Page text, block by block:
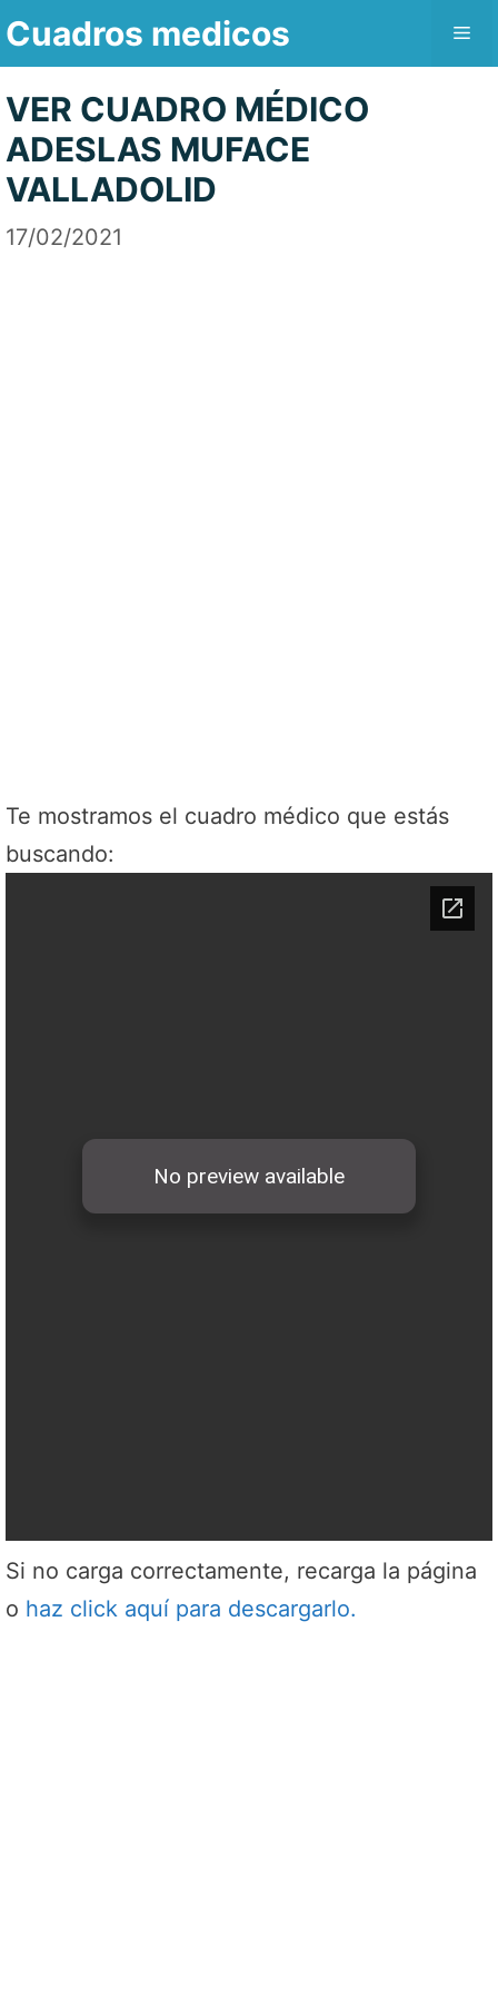
Saltar
contenido
Cuadros medicos
VER CUADRO MÉDICO
ADESLAS MUFACE
VALLADOLID
17/02/2021
Te mostramos el cuadro médico que estás
buscando:
Si no carga correctamente, recarga la página
o haz click aquí para descargarlo.